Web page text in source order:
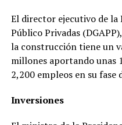
El director ejecutivo de la
Público Privadas
la construcción tiene un
millones aportando unas
2,200 empleos en su fase
Inversiones